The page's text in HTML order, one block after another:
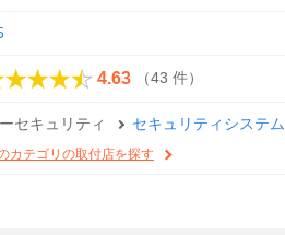
4.63 （43 件）
セキュリティ セキュリティシステム
カテゴリの取付店を探す